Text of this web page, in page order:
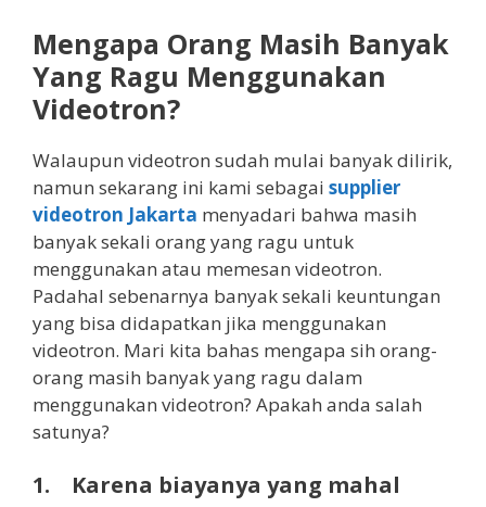
Mengapa Orang Masih Banyak
Yang Ragu Menggunakan
Videotron?
Walaupun videotron sudah mulai banyak dilirik,
namun sekarang ini kami sebagai supplier
videotron Jakarta menyadari bahwa masih
banyak sekali orang yang ragu untuk
menggunakan atau memesan videotron.
Padahal sebenarnya banyak sekali keuntungan
yang bisa didapatkan jika menggunakan
videotron. Mari kita bahas mengapa sih orang-
orang masih banyak yang ragu dalam
menggunakan videotron? Apakah anda salah
satunya?
1. Karena biayanya yang mahal